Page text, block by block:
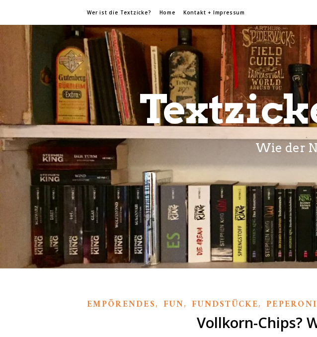
Wer ist die Textzicke? Home Kontakt + Impressum
Wie der
EMPÖRENDES, FUN, FUNDSTÜCKE,
Vollkorn-Chips?